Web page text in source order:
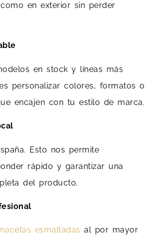
en exterior sin perder
en stock y líneas más
personalizar colores, formatos o
encajen con tu estilo de marca.
Esto nos permite
rápido y garantizar una
del producto.
esmaltadas al por mayor